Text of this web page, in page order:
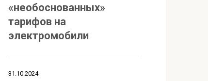
«необоснованных»
тарифов на
электромобили
31.10.2024